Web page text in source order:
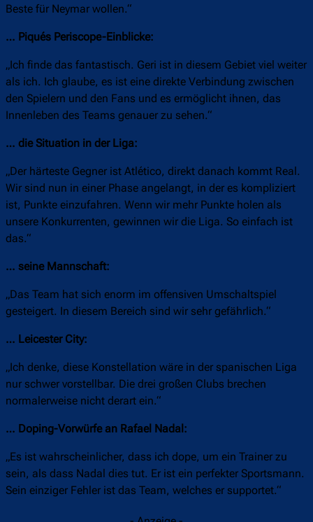
Beste für Neymar wollen.“
… Piqués Periscope-Einblicke:
„Ich finde das fantastisch. Geri ist in diesem Gebiet viel weiter
als ich. Ich glaube, es ist eine direkte Verbindung zwischen
den Spielern und den Fans und es ermöglicht ihnen, das
Innenleben des Teams genauer zu sehen.“
… die Situation in der Liga:
„Der härteste Gegner ist Atlético, direkt danach kommt Real.
Wir sind nun in einer Phase angelangt, in der es kompliziert
ist, Punkte einzufahren. Wenn wir mehr Punkte holen als
unsere Konkurrenten, gewinnen wir die Liga. So einfach ist
das.“
… seine Mannschaft:
„Das Team hat sich enorm im offensiven Umschaltspiel
gesteigert. In diesem Bereich sind wir sehr gefährlich.“
… Leicester City:
„Ich denke, diese Konstellation wäre in der spanischen Liga
nur schwer vorstellbar. Die drei großen Clubs brechen
normalerweise nicht derart ein.“
… Doping-Vorwürfe an Rafael Nadal:
„Es ist wahrscheinlicher, dass ich dope, um ein Trainer zu
sein, als dass Nadal dies tut. Er ist ein perfekter Sportsmann.
Sein einziger Fehler ist das Team, welches er supportet.“